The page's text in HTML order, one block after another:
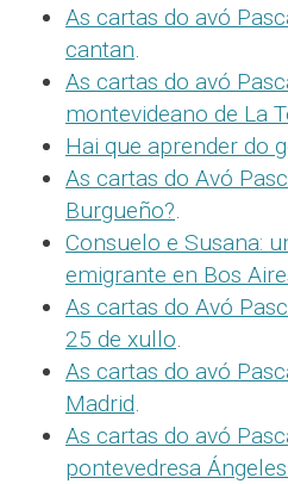
As cartas do avó
cantan.
As cartas do avó
montevideano de La
Hai que aprender do
As cartas do Avó
Burgueño?.
Consuelo e Susana:
emigrante en Bos
As cartas do Avó
25 de xullo.
As cartas do avó
Madrid.
As cartas do avó
pontevedresa